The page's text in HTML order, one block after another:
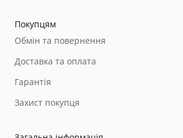
Покупцям
Обмін та повернення
Доставка та оплата
Гарантія
Захист покупця